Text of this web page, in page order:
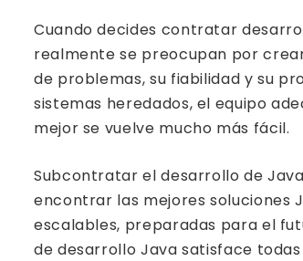
Cuando decides contratar
realmente se preocupan por
de problemas, su fiabilidad y su
sistemas heredados, el equipo
mejor se vuelve mucho más fácil.
Subcontratar el desarrollo de
encontrar las mejores soluciones
escalables, preparadas para el
de desarrollo Java satisface